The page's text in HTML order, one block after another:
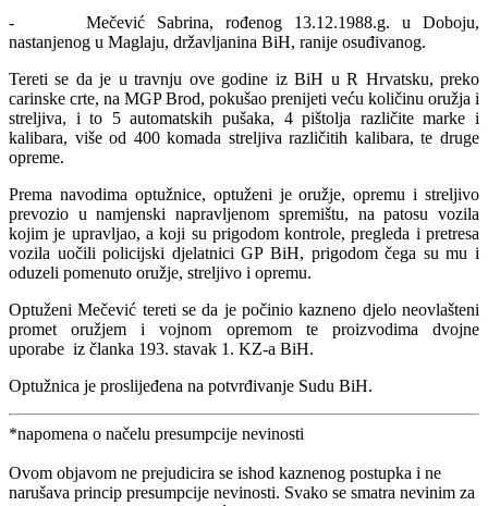
- Mečević Sabrina, rođenog 13.12.1988.g. u Doboju,
nastanjenog u Maglaju, državljanina BiH, ranije osuđivanog.
Tereti se da je u travnju ove godine iz BiH u R Hrvatsku, preko
carinske crte, na MGP Brod, pokušao prenijeti veću količinu oružja i
streljiva, i to 5 automatskih pušaka, 4 pištolja različite marke i
kalibara, više od 400 komada streljiva različitih kalibara, te druge
opreme.
Prema navodima optužnice, optuženi je oružje, opremu i streljivo
prevozio u namjenski napravljenom spremištu, na patosu vozila
kojim je upravljao, a koji su prigodom kontrole, pregleda i pretresa
vozila uočili policijski djelatnici GP BiH, prigodom čega su mu i
oduzeli pomenuto oružje, streljivo i opremu.
Optuženi Mečević tereti se da je počinio kazneno djelo neovlašteni
promet oružjem i vojnom opremom te proizvodima dvojne
uporabe iz članka 193. stavak 1. KZ-a BiH.
Optužnica je proslijeđena na potvrđivanje Sudu BiH.
*napomena o načelu presumpcije nevinosti
Ovom objavom ne prejudicira se ishod kaznenog postupka i ne
narušava princip presumpcije nevinosti. Svako se smatra nevinim za